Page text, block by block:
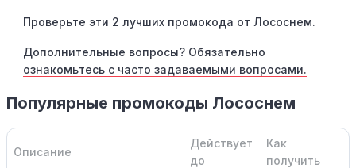
Проверьте эти 2 лучших промокода от Лососнем.
Дополнительные вопросы? Обязательно
ознакомьтесь с часто задаваемыми вопросами.
Популярные промокоды Лососнем
Описание
Действует
до
Как
получить